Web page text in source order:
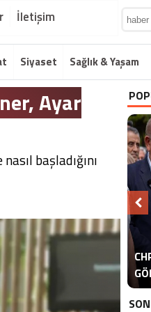
İletişim
Siyaset Sağlık & Yaşam
Ayar
başladığını